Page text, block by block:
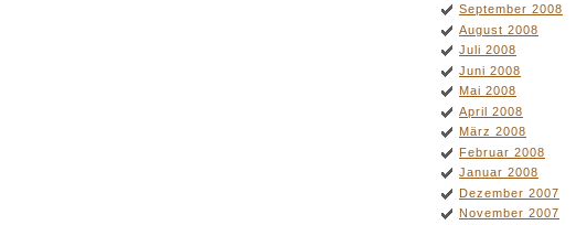
September 2008
August 2008
Juli 2008
Juni 2008
Mai 2008
April 2008
März 2008
Februar 2008
Januar 2008
Dezember 2007
November 2007